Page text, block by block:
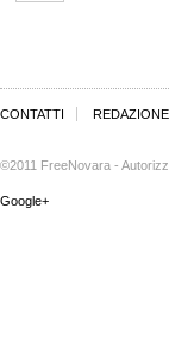
CONTATTI REDAZIONE
©2011 FreeNovara -
Google+